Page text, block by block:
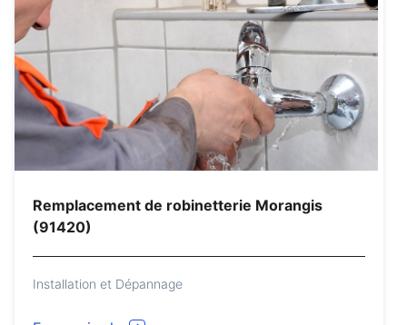
Remplacement de robinetterie Morangis
(91420)
Installation et Dépannage